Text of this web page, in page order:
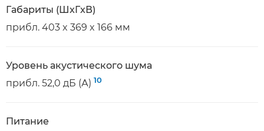
Габариты (ШxГxВ)
прибл. 403 x 369 x 166 мм
Уровень акустического шума
прибл. 52,0 дБ (А) 10
Питание